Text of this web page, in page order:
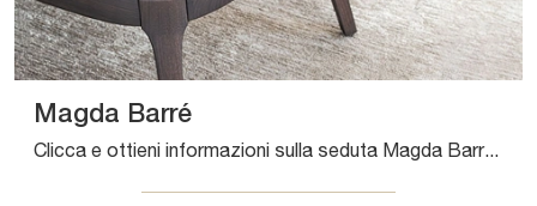
Magda Barré
Clicca e ottieni informazioni sulla seduta Magda Barré di Cattelan Italia in pelle: le più originali Sedie fisse moderne ti attendono.